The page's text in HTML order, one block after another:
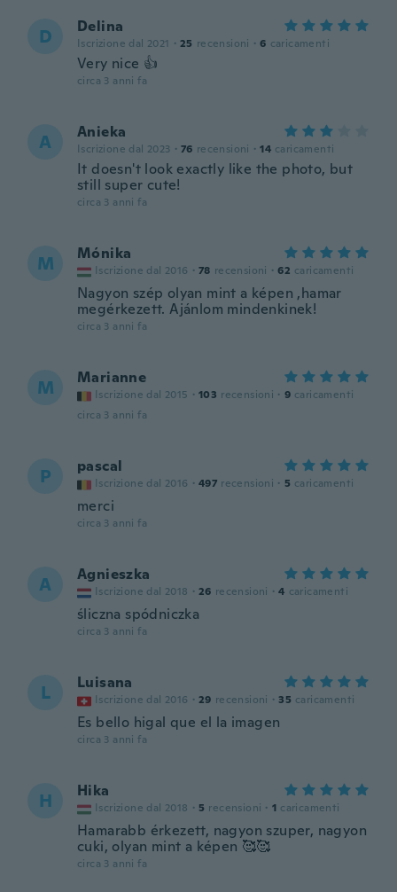
D Delina
Iscrizione dal 2021 · 25 recensioni · 6 caricamenti
Very nice 👍
circa 3 anni fa
A Anieka
Iscrizione dal 2023 · 76 recensioni · 14 caricamenti
It doesn't look exactly like the photo, but
still super cute!
circa 3 anni fa
M Mónika
Iscrizione dal 2016 · 78 recensioni · 62 caricamenti
Nagyon szép olyan mint a képen ,hamar
megérkezett. Ajánlom mindenkinek!
circa 3 anni fa
M Marianne
Iscrizione dal 2015 · 103 recensioni · 9 caricamenti
circa 3 anni fa
P pascal
Iscrizione dal 2016 · 497 recensioni · 5 caricamenti
merci
circa 3 anni fa
A Agnieszka
Iscrizione dal 2018 · 26 recensioni · 4 caricamenti
śliczna spódniczka
circa 3 anni fa
L Luisana
Iscrizione dal 2016 · 29 recensioni · 35 caricamenti
Es bello higal que el la imagen
circa 3 anni fa
H Hika
Iscrizione dal 2018 · 5 recensioni · 1 caricamenti
Hamarabb érkezett, nagyon szuper, nagyon
cuki, olyan mint a képen 🥰🥰
circa 3 anni fa